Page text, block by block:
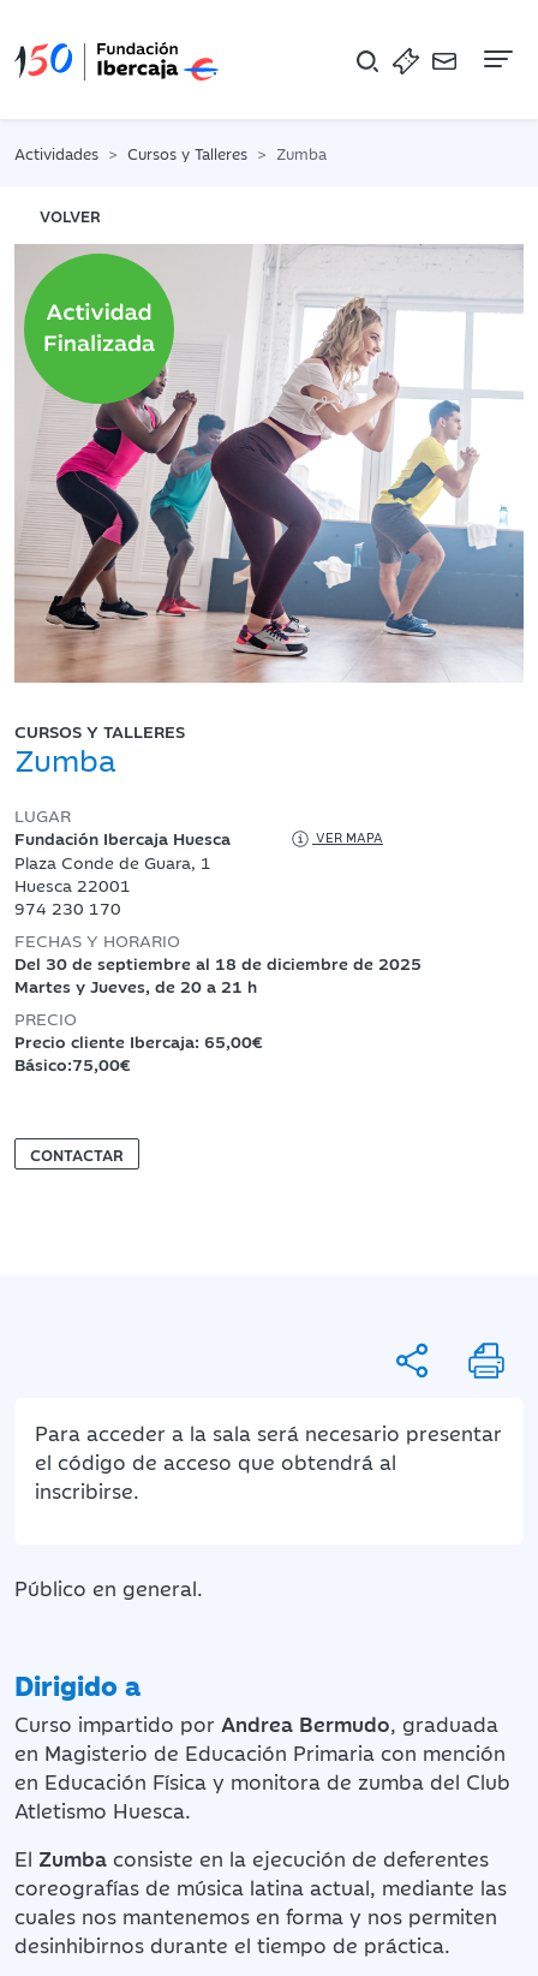
Actividades Cursos y Talleres Zumba
VOLVER
CURSOS Y TALLERES
Zumba
LUGAR
Fundación Ibercaja Huesca
VER MAPA
Plaza Conde de Guara, 1
Huesca 22001
974 230 170
FECHAS Y HORARIO
Del 30 de septiembre al 18 de diciembre de 2025
Martes y Jueves, de 20 a 21 h
PRECIO
Precio cliente Ibercaja: 65,00€
Básico:75,00€
CONTACTAR
Para acceder a la sala será necesario presentar
el código de acceso que obtendrá al
inscribirse.
Público en general.
Dirigido a
Curso impartido por Andrea Bermudo, graduada
en Magisterio de Educación Primaria con mención
en Educación Física y monitora de zumba del Club
Atletismo Huesca.
El Zumba consiste en la ejecución de deferentes
coreografías de música latina actual, mediante las
cuales nos mantenemos en forma y nos permiten
desinhibirnos durante el tiempo de práctica.